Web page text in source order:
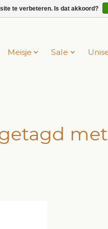
Meisje Sale
te verbeteren. Is dat akkoord?